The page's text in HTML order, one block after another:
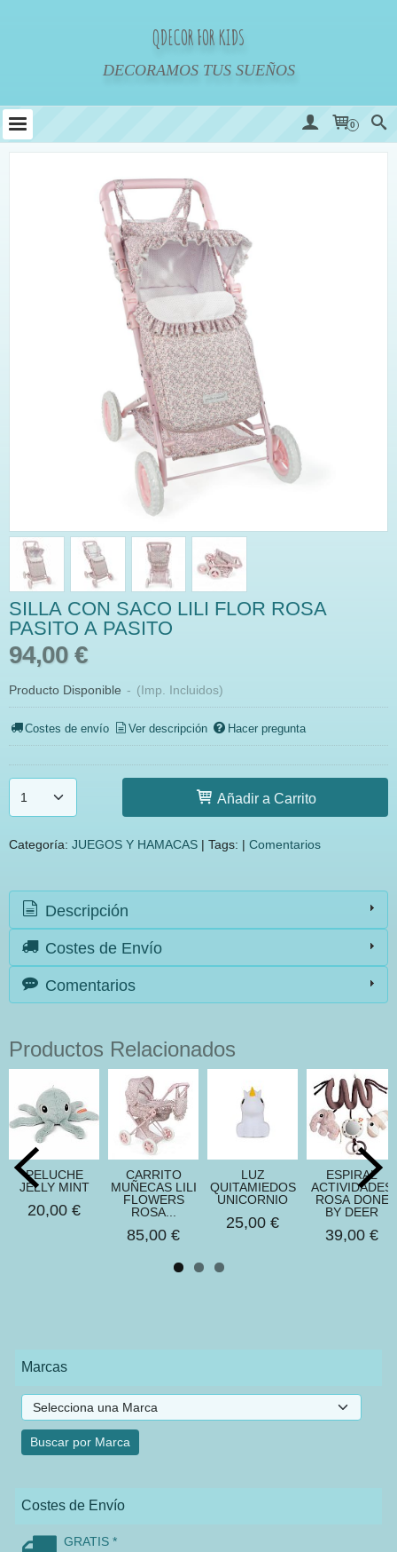
QDECOR FOR KIDS
DECORAMOS TUS SUEÑOS
0
Marcas
Costes de Envío
GRATIS *
SILLA CON SACO LILI FLOR ROSA
PASITO A PASITO
94,00 €
Producto Disponible - (Imp. Incluidos)
Costes de envío Ver descripción Hacer pregunta
Añadir a Carrito
Categoría: JUEGOS Y HAMACAS | Tags: | Comentarios
Descripción
Costes de Envío
Comentarios
Productos Relacionados
PELUCHE
JELLY MINT
20,00 €
CARRITO
MUÑECAS LILI
FLOWERS
ROSA...
85,00 €
LUZ
QUITAMIEDOS
UNICORNIO
25,00 €
ESPIRAL
ACTIVIDADES
ROSA DONE
BY DEER
39,00 €